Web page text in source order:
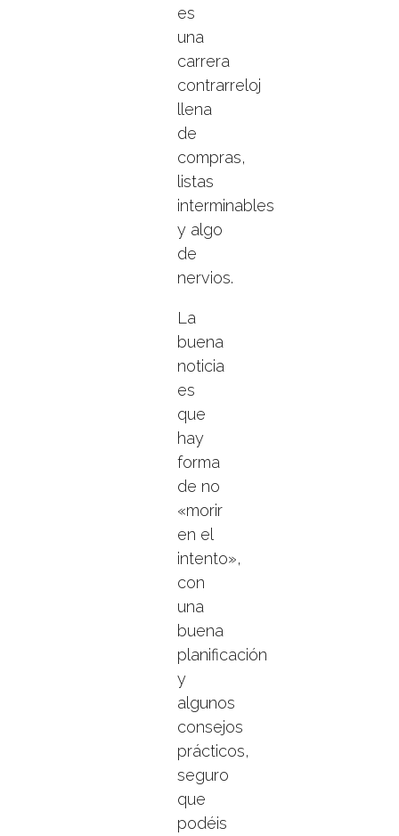
es
una
carrera
contrarreloj
llena
de
compras,
listas
interminables
y algo
de
nervios.
La
buena
noticia
es
que
hay
forma
de no
«morir
en el
intento»,
con
una
buena
planificación
y
algunos
consejos
prácticos,
seguro
que
podéis